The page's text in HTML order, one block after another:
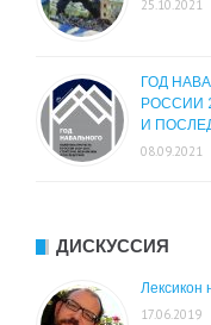
25.10.2021
ГОД
РОССИИ
И
08.09.2021
ДИСКУССИЯ
Лексикон
17.06.2019